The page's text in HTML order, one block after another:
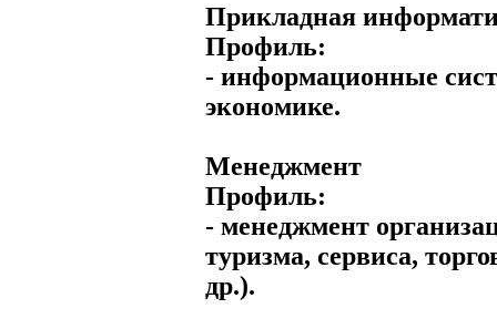
Прикладная
Профиль:
- информационные
экономике.
Менеджмент
Профиль:
- менеджмент
туризма, сервиса,
др.).